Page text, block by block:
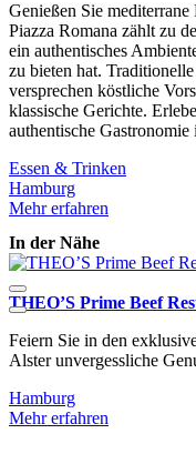
Genießen Sie
Piazza Romana zählt zu
ein authentisches
zu bieten hat.
versprechen köstliche
klassische Gerichte.
authentische
Essen & Trinken
Hamburg
Mehr erfahren
In der Nähe
THEO’S Prime Beef
Feiern Sie in den
Alster unvergessliche
Hamburg
Mehr erfahren